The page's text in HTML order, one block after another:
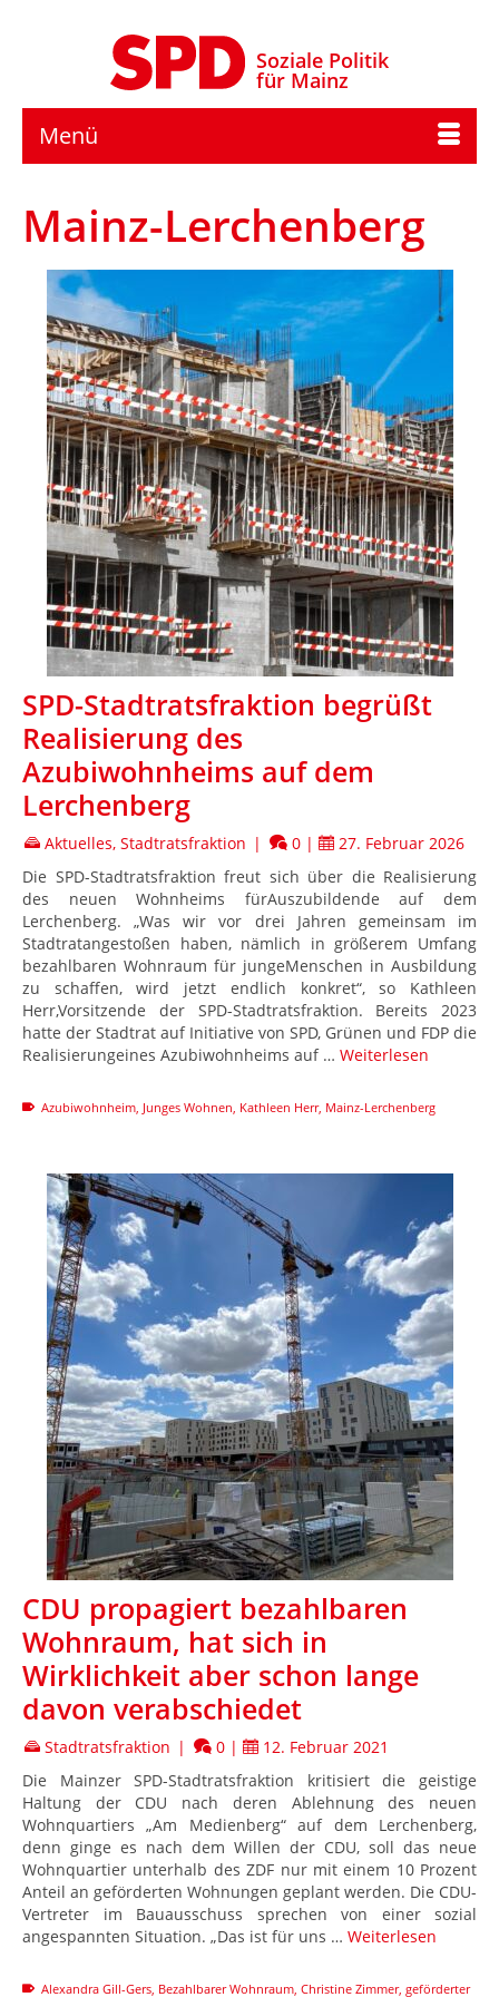
Soziale Politik
für Mainz
Menü
Mainz-Lerchenberg
SPD-Stadtratsfraktion begrüßt
Realisierung des
Azubiwohnheims auf dem
Lerchenberg
Aktuelles, Stadtratsfraktion | 0 |
27. Februar 2026
Die SPD-Stadtratsfraktion freut sich über die Realisierung
des neuen Wohnheims fürAuszubildende auf dem
Lerchenberg. „Was wir vor drei Jahren gemeinsam im
Stadtratangestoßen haben, nämlich in größerem Umfang
bezahlbaren Wohnraum für jungeMenschen in Ausbildung
zu schaffen, wird jetzt endlich konkret“, so Kathleen
Herr,Vorsitzende der SPD-Stadtratsfraktion. Bereits 2023
hatte der Stadtrat auf Initiative von SPD, Grünen und FDP die
Realisierungeines Azubiwohnheims auf … Weiterlesen
Azubiwohnheim Junges Wohnen Kathleen Herr, Mainz-Lerchenberg
CDU propagiert bezahlbaren
Wohnraum, hat sich in
Wirklichkeit aber schon lange
davon verabschiedet
Stadtratsfraktion | 0 |
12. Februar 2021
Die Mainzer SPD-Stadtratsfraktion kritisiert die geistige
Haltung der CDU nach deren Ablehnung des neuen
Wohnquartiers „Am Medienberg“ auf dem Lerchenberg,
denn ginge es nach dem Willen der CDU, soll das neue
Wohnquartier unterhalb des ZDF nur mit einem 10 Prozent
Anteil an geförderten Wohnungen geplant werden. Die CDU-
Vertreter im Bauausschuss sprechen von einer sozial
angespannten Situation. „Das ist für uns … Weiterlesen
Alexandra Gill-Gers Bezahlbarer Wohnraum Christine Zimmer, geförderter